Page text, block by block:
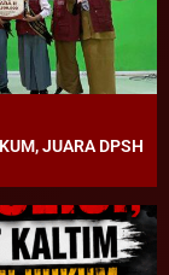
JUARA DPSH